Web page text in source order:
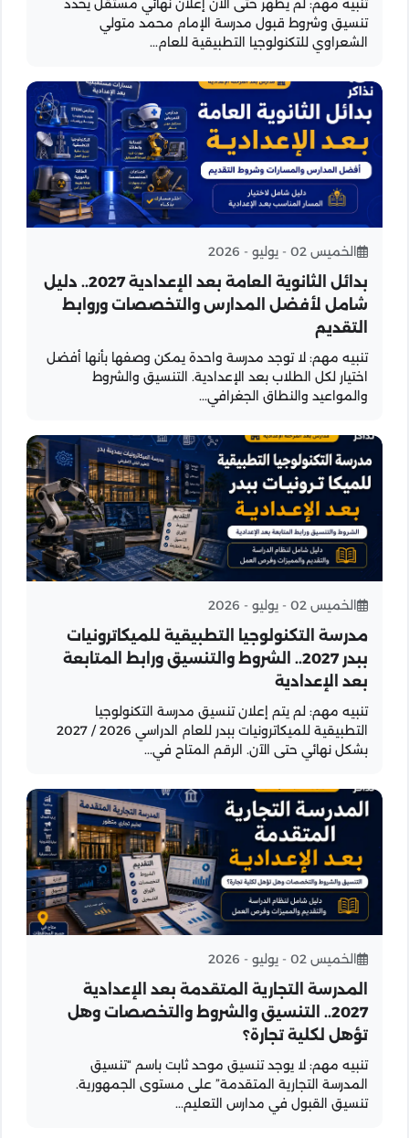
تنبيه مهم: لم يظهر حتى الآن إعلان نهائي مستقل يحدد
تنسيق وشروط قبول مدرسة الإمام محمد متولي
الشعراوي للتكنولوجيا التطبيقية للعام...
الخميس 02 - يوليو - 2026
بدائل الثانوية العامة بعد الإعدادية 2027.. دليل
شامل لأفضل المدارس والتخصصات وروابط
التقديم
تنبيه مهم: لا توجد مدرسة واحدة يمكن وصفها بأنها أفضل
اختيار لكل الطلاب بعد الإعدادية. التنسيق والشروط
والمواعيد والنطاق الجغرافي...
الخميس 02 - يوليو - 2026
مدرسة التكنولوجيا التطبيقية للميكاترونيات
ببدر 2027.. الشروط والتنسيق ورابط المتابعة
بعد الإعدادية
تنبيه مهم: لم يتم إعلان تنسيق مدرسة التكنولوجيا
التطبيقية للميكاترونيات ببدر للعام الدراسي 2026 / 2027
بشكل نهائي حتى الآن. الرقم المتاح في...
الخميس 02 - يوليو - 2026
المدرسة التجارية المتقدمة بعد الإعدادية
2027.. التنسيق والشروط والتخصصات وهل
تؤهل لكلية تجارة؟
تنبيه مهم: لا يوجد تنسيق موحد ثابت باسم “تنسيق
المدرسة التجارية المتقدمة” على مستوى الجمهورية.
تنسيق القبول في مدارس التعليم...